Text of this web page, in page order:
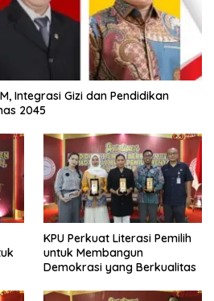
Integrasi Gizi dan Pendidikan
2045
KPU Perkuat Literasi Pemilih
untuk Membangun
Demokrasi yang Berkualitas